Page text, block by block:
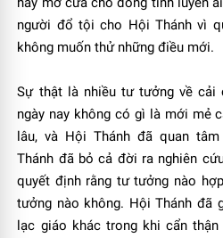
người đổ tội cho Hội Thánh vì
không muốn thử những điều mới.
Sự thật là nhiều tư tưởng về cải
ngày nay không có gì là mới mẻ
lâu, và Hội Thánh đã quan
Thánh đã bỏ cả đời ra nghiên
quyết định rằng tư tưởng nào
tưởng nào không. Hội Thánh đã
lạc giáo khác trong khi cẩn